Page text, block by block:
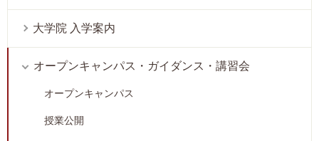
大学院 入学案内
オープンキャンパス・ガイダンス・講習会
オープンキャンパス
授業公開